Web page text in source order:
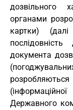
дозвільного
органами
картки)
документа
Державного